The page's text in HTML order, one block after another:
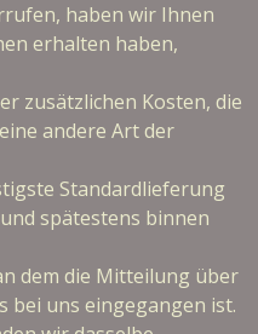
haben wir Ihnen
erhalten haben,
zusätzlichen Kosten, die
andere Art der
Standardlieferung
spätestens binnen
dem die Mitteilung über
bei uns eingegangen ist.